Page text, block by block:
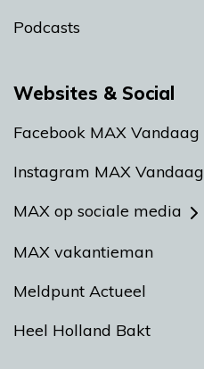
Podcasts
Websites & Social
Facebook MAX Vandaag
Instagram MAX Vandaag
MAX op sociale media
MAX vakantieman
Meldpunt Actueel
Heel Holland Bakt